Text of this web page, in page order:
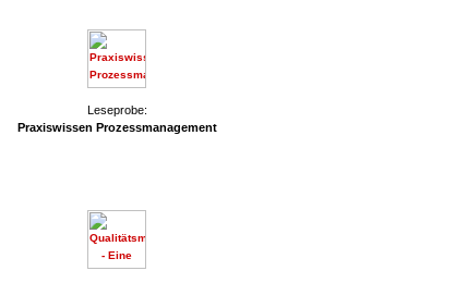
Leseprobe:
Praxiswissen Prozessmanagement